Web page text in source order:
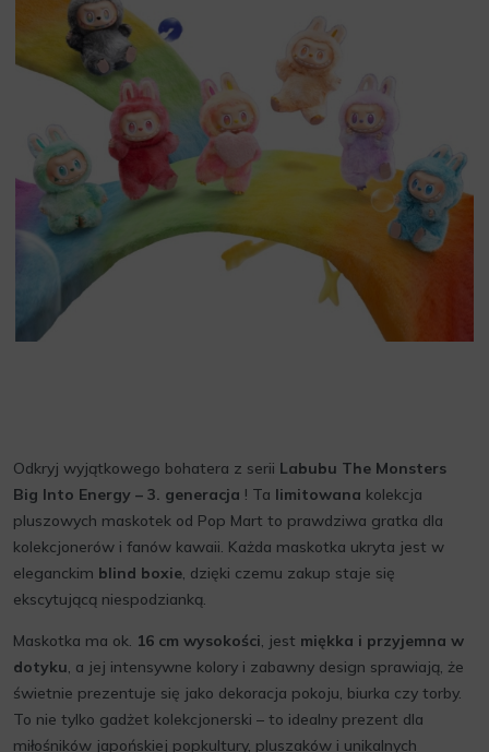
Odkryj wyjątkowego bohatera z serii Labubu The Monsters
Big Into Energy – 3. generacja ! Ta limitowana kolekcja
pluszowych maskotek od Pop Mart to prawdziwa gratka dla
kolekcjonerów i fanów kawaii. Każda maskotka ukryta jest w
eleganckim blind boxie, dzięki czemu zakup staje się
ekscytującą niespodzianką.
Maskotka ma ok. 16 cm wysokości, jest miękka i przyjemna w
dotyku, a jej intensywne kolory i zabawny design sprawiają, że
świetnie prezentuje się jako dekoracja pokoju, biurka czy torby.
To nie tylko gadżet kolekcjonerski – to idealny prezent dla
miłośników japońskiej popkultury, pluszaków i unikalnych